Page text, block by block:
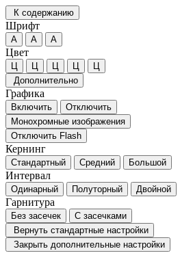
К содержанию
Шрифт
А А А
Цвет
Ц Ц Ц Ц
Ц
Дополнительно
Графика
Включить
Отключить
Монохромные изображения
Отключить Flash
Кернинг
Стандартный Средний Большой
Интервал
Одинарный Полуторный Двойной
Гарнитура
Без засечек
С засечками
Вернуть стандартные настройки
Закрыть дополнительные настройки